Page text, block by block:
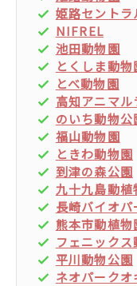
姫路セントラ
NIFREL
池田動物園
とくしま動物
とべ動物園
高知アニマル
のいち動物公
福山動物園
ときわ動物園
到津の森公園
九十九島動植
長崎バイオパ
熊本市動植物
フェニックス
平川動物公園
ネオパークオ